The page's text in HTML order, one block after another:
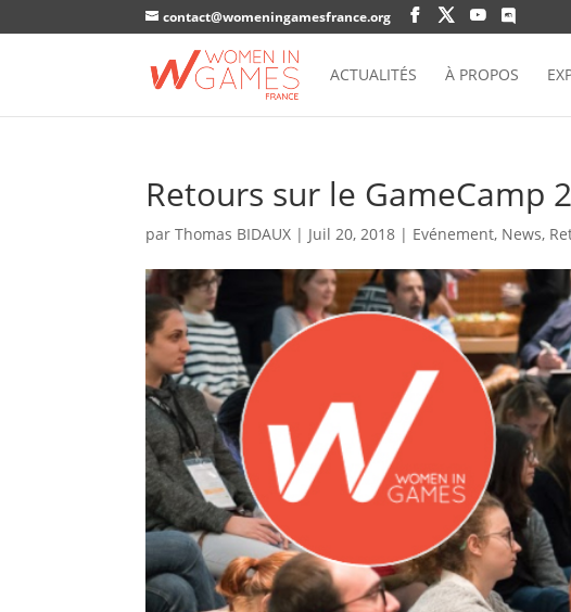
contact@womeningamesfrance.org
ACTUALITÉS À PROPOS
Retours sur le GameCamp
parThomas BIDAUX | Juil 20, 2018 | Evénement, News,